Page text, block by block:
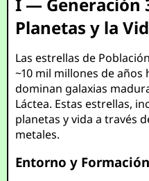
Planetas y la
Las estrellas de
~10 mil millones de años
dominan galaxias
Láctea. Estas estrellas,
planetas y vida a través
metales.
Entorno y Formación